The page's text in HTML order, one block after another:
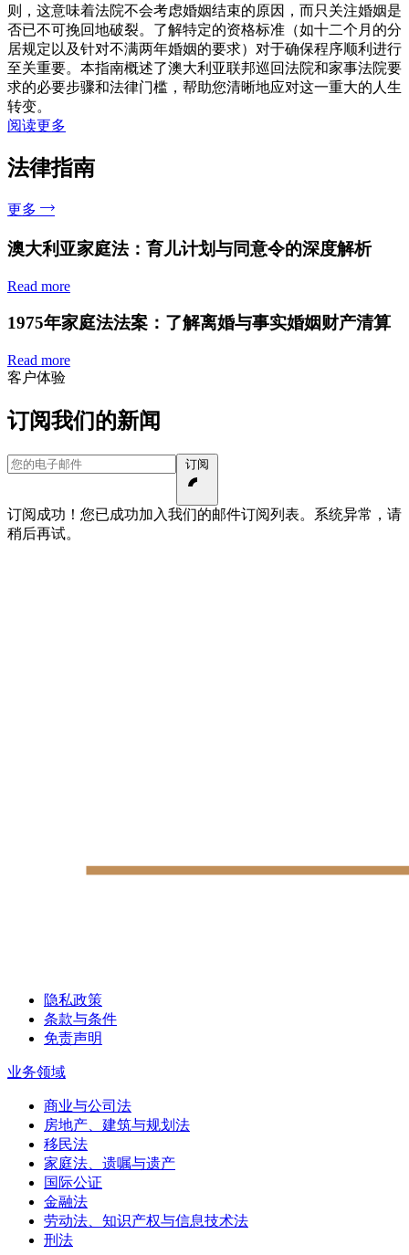
则，这意味着法院不会考虑婚姻结束的原因，而只关注婚姻是
否已不可挽回地破裂。了解特定的资格标准（如十二个月的分
居规定以及针对不满两年婚姻的要求）对于确保程序顺利进行
至关重要。本指南概述了澳大利亚联邦巡回法院和家事法院要
求的必要步骤和法律门槛，帮助您清晰地应对这一重大的人生
转变。
阅读更多
法律指南
更多
澳大利亚家庭法：育儿计划与同意令的深度解析
Read more
1975年家庭法法案：了解离婚与事实婚姻财产清算
Read more
客户体验
订阅我们的新闻
您的电子邮件
订阅成功！您已成功加入我们的邮件订阅列表。 系统异常，请
稍后再试。
隐私政策
条款与条件
免责声明
业务领域
商业与公司法
房地产、建筑与规划法
移民法
家庭法、遗嘱与遗产
国际公证
金融法
劳动法、知识产权与信息技术法
刑法